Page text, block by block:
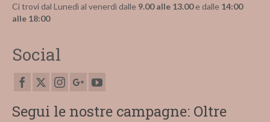
Ci trovi dal Lunedì al venerdì dalle 9.00 alle 13.00e dalle 14:00
alle 18:00
Social
Segui le nostre campagne: Oltre